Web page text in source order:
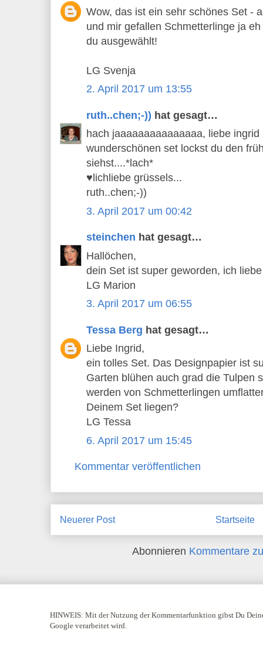
Wow, das ist ein sehr schönes Set -
und mir gefallen Schmetterlinge ja
du ausgewählt!
LG Svenja
2. April 2017 um 13:55
ruth..chen;-)) hat gesagt…
hach jaaaaaaaaaaaaaaa, liebe ingrid
wunderschönen set lockst du den
siehst....*lach*
♥lichliebe grüssels...
ruth..chen;-))
3. April 2017 um 00:42
steinchen hat gesagt…
Hallöchen,
dein Set ist super geworden, ich
LG Marion
3. April 2017 um 06:55
Tessa Berg hat gesagt…
Liebe Ingrid,
ein tolles Set. Das Designpapier ist
Garten blühen auch grad die Tulpen
werden von Schmetterlingen
Deinem Set liegen?
LG Tessa
6. April 2017 um 15:45
Kommentar veröffentlichen
Neuerer Post Startseite
Abonnieren Kommentare
HINWEIS: Mit der Nutzung der Kommentarfunktion gibst Du
Google verarbeitet wird.